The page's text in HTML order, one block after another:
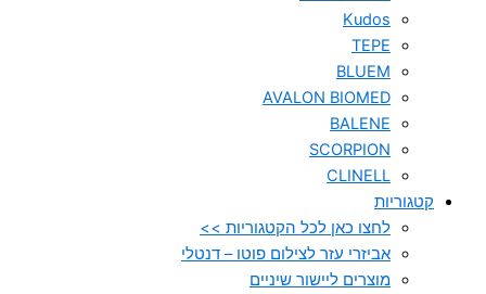
Kudos
TEPE
BLUEM
AVALON BIOMED
BALENE
SCORPION
CLINELL
קטגוריות
לחצו כאן לכל הקטגוריות >>
אביזרי עזר לצילום פוטו – דנטלי
מוצרים ליישור שיניים